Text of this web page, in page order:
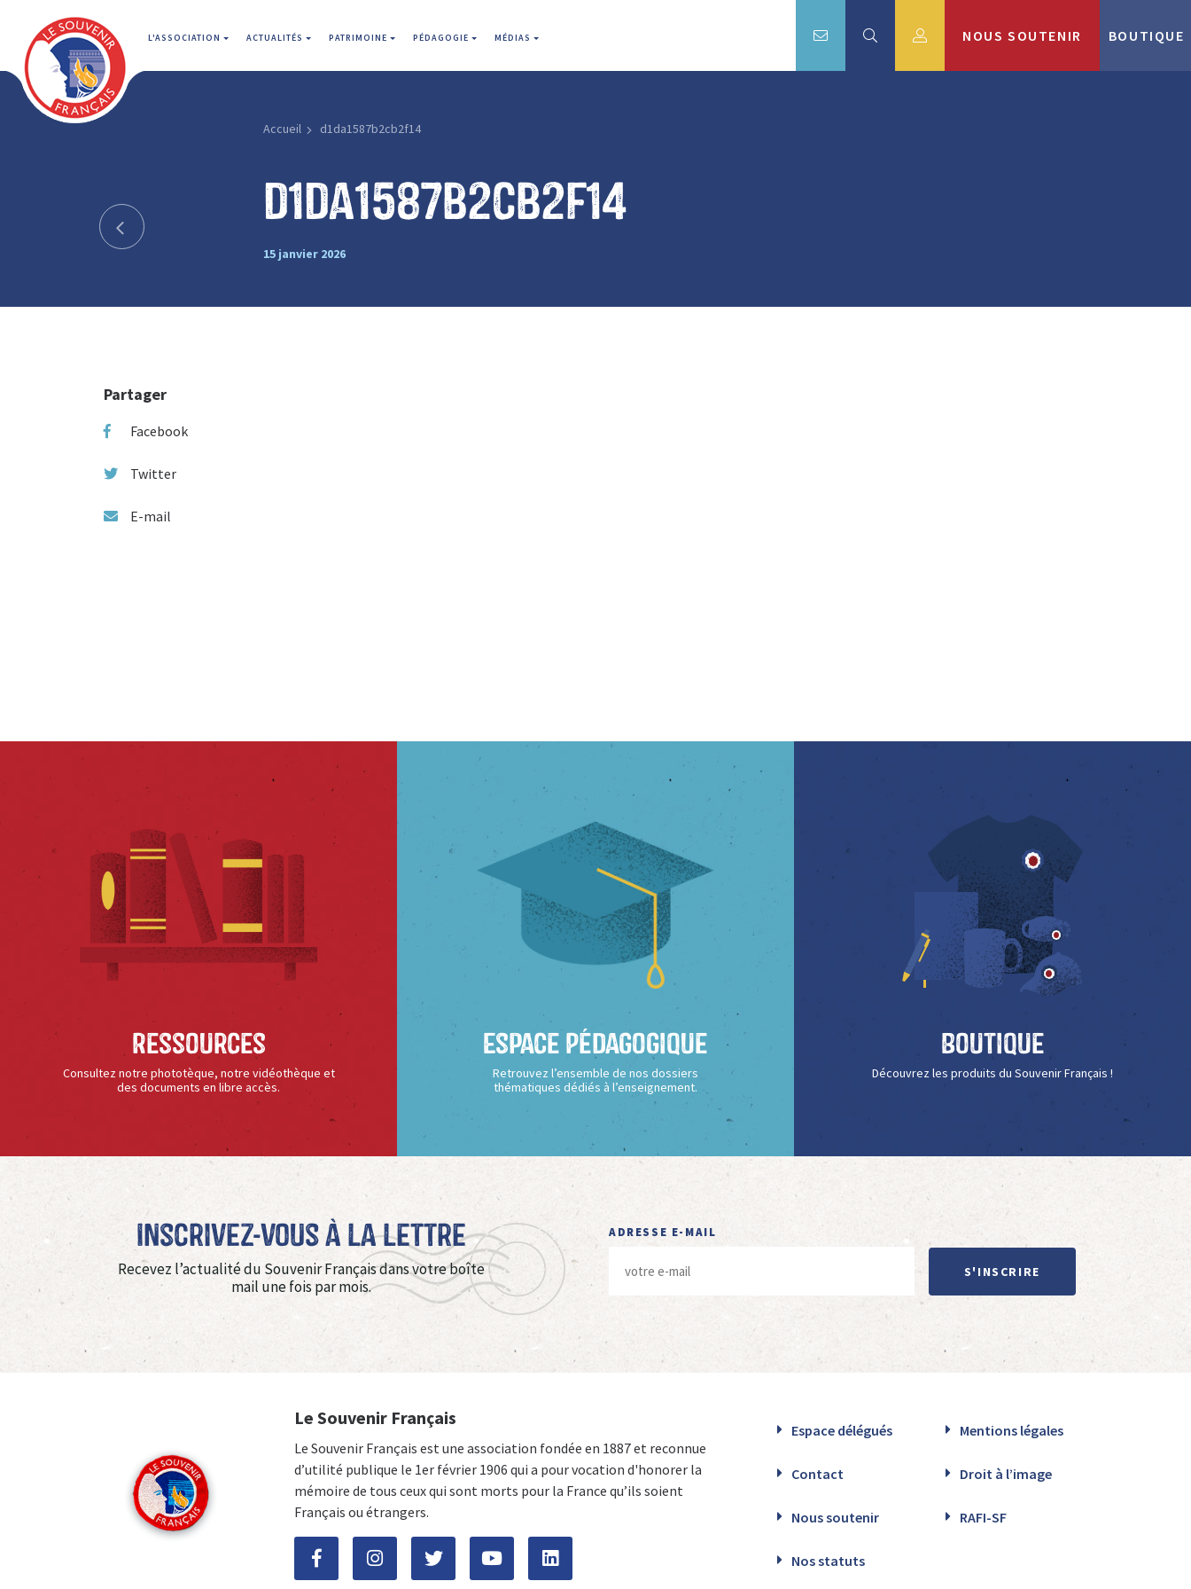
L'ASSOCIATION ACTUALITÉS PATRIMOINE PÉDAGOGIE MÉDIAS NOUS SOUTENIR BOUTIQUE
Accueil d1da1587b2cb2f14
d1da1587b2cb2f14
15 janvier 2026
Partager
Facebook
Twitter
E-mail
Ressources
Consultez notre phototèque, notre vidéothèque et
des documents en libre accès.
Espace Pédagogique
Retrouvez l’ensemble de nos dossiers
thématiques dédiés à l’enseignement.
Boutique
Découvrez les produits du Souvenir Français !
Inscrivez-vous à La Lettre
Recevez l’actualité du Souvenir Français dans votre boîte
mail une fois par mois.
ADRESSE E-MAIL
S'INSCRIRE
Le Souvenir Français
Le Souvenir Français est une association fondée en 1887 et reconnue
d’utilité publique le 1er février 1906 qui a pour vocation d'honorer la
mémoire de tous ceux qui sont morts pour la France qu’ils soient
Français ou étrangers.
Espace délégués Mentions légales
Contact Droit à l’image
Nous soutenir RAFI-SF
Nos statuts